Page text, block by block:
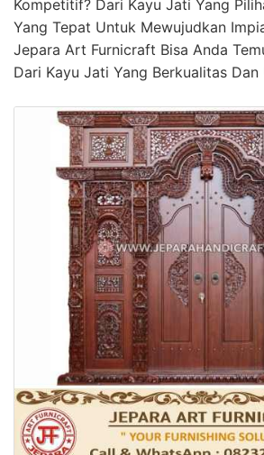
Kompetitif? Dari Kayu Jati Yang
Yang Tepat Untuk Mewujudkan
Jepara Art Furnicraft Bisa Anda
Dari Kayu Jati Yang Berkualitas